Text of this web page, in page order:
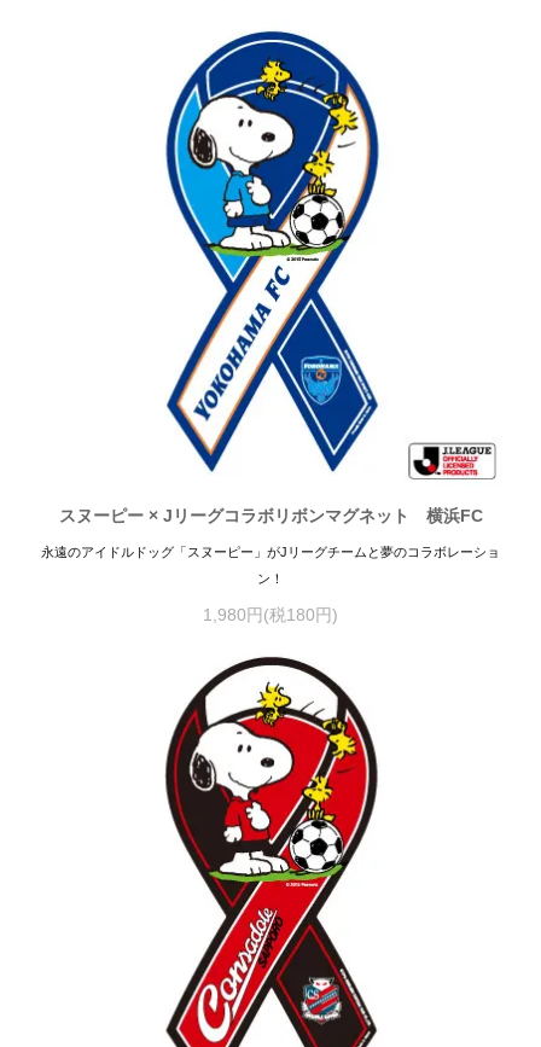
スヌーピー × Jリーグコラボリボンマグネット 横浜FC
永遠のアイドルドッグ「スヌーピー」がJリーグチームと夢のコラボレーショ
ン！
1,980円(税180円)